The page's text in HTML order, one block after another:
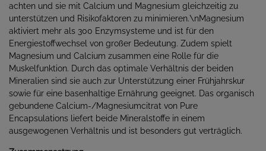
achten und sie mit Calcium und Magnesium gleichzeitig zu
unterstützen und Risikofaktoren zu minimieren.\nMagnesium
aktiviert mehr als 300 Enzymsysteme und ist für den
Energiestoffwechsel von großer Bedeutung. Zudem spielt
Magnesium und Calcium zusammen eine Rolle für die
Muskelfunktion. Durch das optimale Verhältnis der beiden
Mineralien sind sie auch zur Unterstützung einer Frühjahrskur
sowie für eine basenhaltige Ernährung geeignet. Das organisch
gebundene Calcium-/Magnesiumcitrat von Pure
Encapsulations liefert beide Mineralstoffe in einem
ausgewogenen Verhältnis und ist besonders gut verträglich.